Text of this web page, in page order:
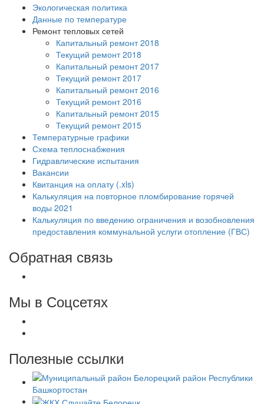
Экологическая политика
Данные по температуре
Ремонт тепловых сетей
Капитальный ремонт 2018
Текущий ремонт 2018
Капитальный ремонт 2017
Текущий ремонт 2017
Капитальный ремонт 2016
Текущий ремонт 2016
Капитальный ремонт 2015
Текущий ремонт 2015
Температурные графики
Схема теплоснабжения
Гидравлические испытания
Вакансии
Квитанция на оплату (.xls)
Калькуляция на повторное пломбирование горячей
воды 2021
Калькуляция по введению ограничения и возобновления
предоставления коммунальной услуги отопление (ГВС)
Обратная связь
Мы в Соцсетях
Полезные ссылки